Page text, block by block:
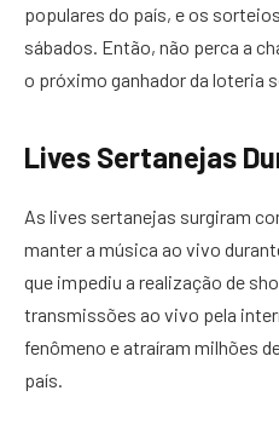
populares do país, e os
sábados. Então, não perca a
o próximo ganhador da loteria
Lives Sertanejas
As lives sertanejas surgiram
manter a música ao vivo
que impediu a realização de
transmissões ao vivo pela
fenômeno e atraíram milhões
país.